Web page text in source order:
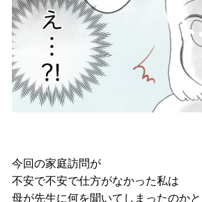
今回の家庭訪問が
不安で不安で仕方がなかった私は
母が先生に何を聞いてしまったのかと